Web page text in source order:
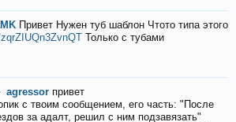
Привет Нужен туб шаблон Чтото типа этого
Только с тубами
agressor привет
с твоим сообщением, его часть: "После
за адалт, решил с ним подзавязать"